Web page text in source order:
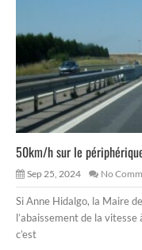
50km/h sur le
Sep 25, 2024 No
Si Anne Hidalgo, la Maire
l’abaissement de la
c’est